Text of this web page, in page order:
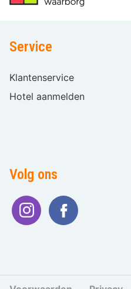
Service
Klantenservice
Hotel aanmelden
Volg ons